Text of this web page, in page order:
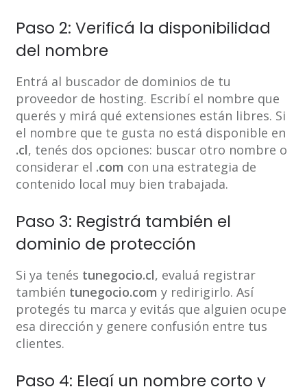
Paso 2: Verificá la disponibilidad
del nombre
Entrá al buscador de dominios de tu
proveedor de hosting. Escribí el nombre que
querés y mirá qué extensiones están libres. Si
el nombre que te gusta no está disponible en
.cl, tenés dos opciones: buscar otro nombre o
considerar el .com con una estrategia de
contenido local muy bien trabajada.
Paso 3: Registrá también el
dominio de protección
Si ya tenés tunegocio.cl, evaluá registrar
también tunegocio.com y redirigirlo. Así
protegés tu marca y evitás que alguien ocupe
esa dirección y genere confusión entre tus
clientes.
Paso 4: Elegí un nombre corto y